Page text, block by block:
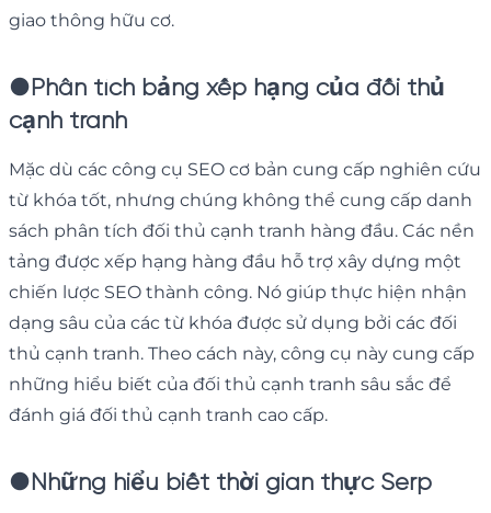
giao thông hữu cơ.
●Phân tích bảng xếp hạng của đối thủ
cạnh tranh
Mặc dù các công cụ SEO cơ bản cung cấp nghiên cứu
từ khóa tốt, nhưng chúng không thể cung cấp danh
sách phân tích đối thủ cạnh tranh hàng đầu. Các nền
tảng được xếp hạng hàng đầu hỗ trợ xây dựng một
chiến lược SEO thành công. Nó giúp thực hiện nhận
dạng sâu của các từ khóa được sử dụng bởi các đối
thủ cạnh tranh. Theo cách này, công cụ này cung cấp
những hiểu biết của đối thủ cạnh tranh sâu sắc để
đánh giá đối thủ cạnh tranh cao cấp.
●Những hiểu biết thời gian thực Serp